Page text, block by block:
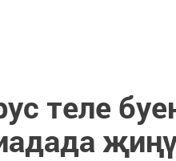
теле